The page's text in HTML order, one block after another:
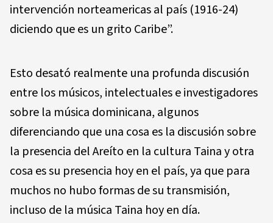
intervención norteamericas al país (1916-24)
diciendo que es un grito Caribe”.
Esto desató realmente una profunda discusión
entre los músicos, intelectuales e investigadores
sobre la música dominicana, algunos
diferenciando que una cosa es la discusión sobre
la presencia del Areíto en la cultura Taina y otra
cosa es su presencia hoy en el país, ya que para
muchos no hubo formas de su transmisión,
incluso de la música Taina hoy en día.